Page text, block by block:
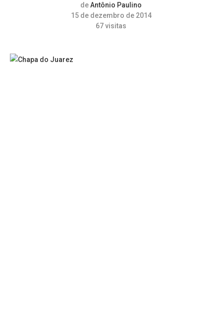
deAntônio Paulino
15 de dezembro de 2014
67visitas